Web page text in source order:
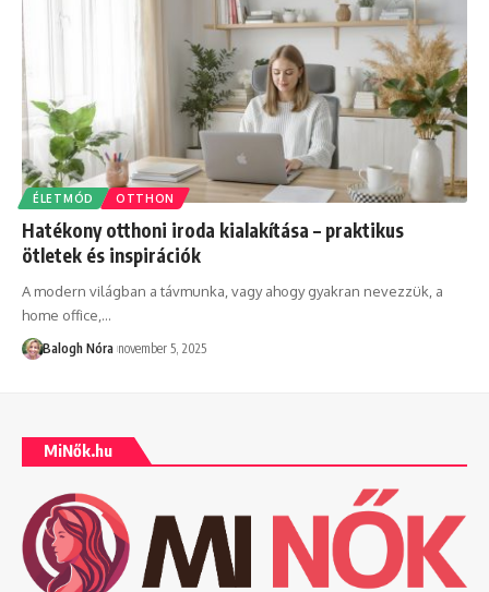
ÉLETMÓD OTTHON
Hatékony otthoni iroda kialakítása – praktikus
ötletek és inspirációk
A modern világban a távmunka, vagy ahogy gyakran nevezzük, a
home office,…
Balogh Nóra november 5, 2025
MiNők.hu